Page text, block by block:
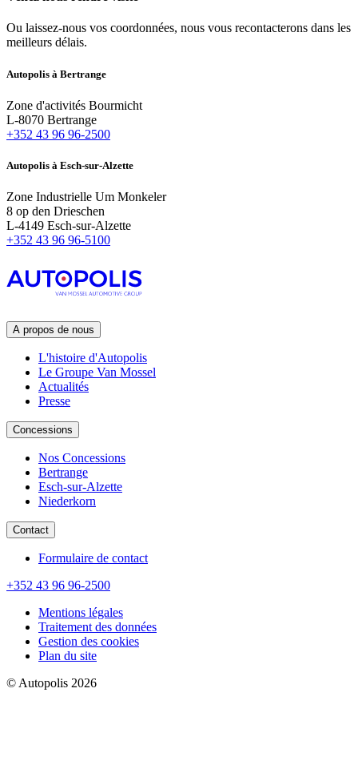
Ou laissez-nous vos coordonnées, nous vous recontacterons dans les
meilleurs délais.
Autopolis à Bertrange
Zone d'activités Bourmicht
L-8070 Bertrange
+352 43 96 96-2500
Autopolis à Esch-sur-Alzette
Zone Industrielle Um Monkeler
8 op den Drieschen
L-4149 Esch-sur-Alzette
+352 43 96 96-5100
A propos de nous
L'histoire d'Autopolis
Le Groupe Van Mossel
Actualités
Presse
Concessions
Nos Concessions
Bertrange
Esch-sur-Alzette
Niederkorn
Contact
Formulaire de contact
+352 43 96 96-2500
Mentions légales
Traitement des données
Gestion des cookies
Plan du site
© Autopolis 2026